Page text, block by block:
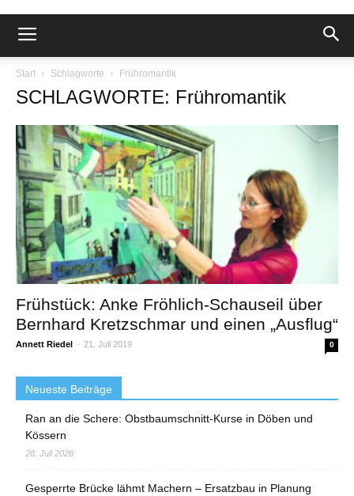
Start Schlagworte Frühromantik
SCHLAGWORTE: Frühromantik
Frühstück: Anke Fröhlich-Schauseil über
Bernhard Kretzschmar und einen „Ausflug“
Annett Riedel - 21. Juli 2019 0
Neueste Beiträge
Ran an die Schere: Obstbaumschnitt-Kurse in Döben und
Kössern
28. Juli 2026
Gesperrte Brücke lähmt Machern – Ersatzbau in Planung